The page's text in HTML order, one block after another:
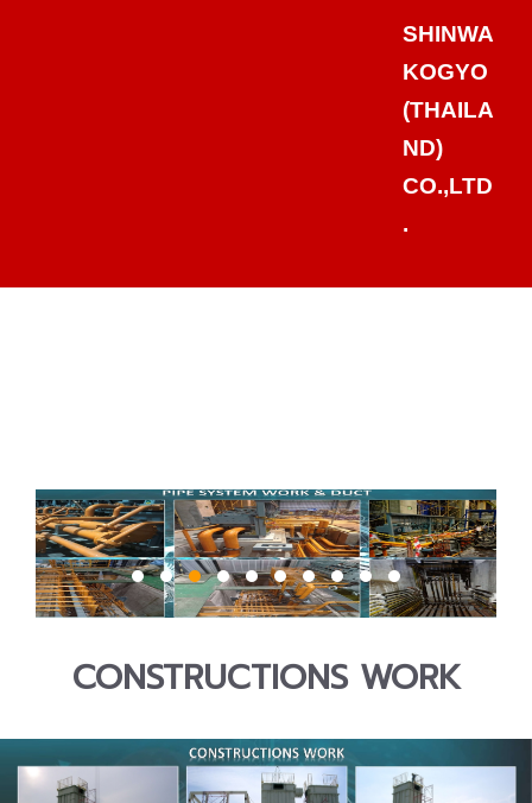
SHINWA
KOGYO
(THAILA
ND)
CO.,LTD
.
CONSTRUCTIONS WORK